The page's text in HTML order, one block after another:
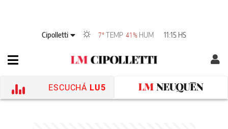
Cipolletti 7°TEMP 41% HUM 11:15 HS
ESCUCHÁ LU5